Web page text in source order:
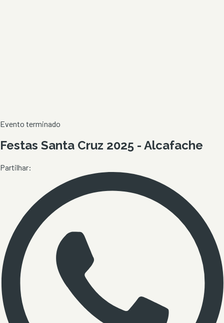
Evento terminado
Festas Santa Cruz 2025 - Alcafache
Partilhar: